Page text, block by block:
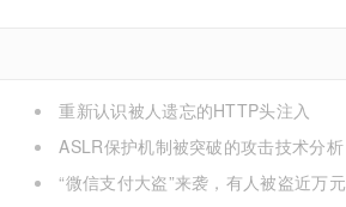
重新认识被人遗忘的HTTP头注入
ASLR保护机制被突破的攻击技术分析
“微信支付大盗”来袭，有人被盗近万元